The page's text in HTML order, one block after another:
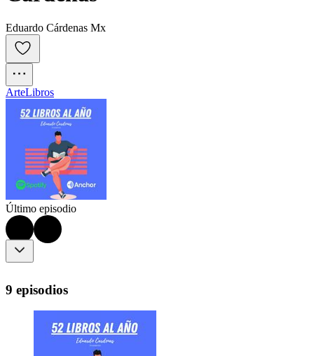
Eduardo Cárdenas Mx
ArteLibros
Último episodio
9 episodios